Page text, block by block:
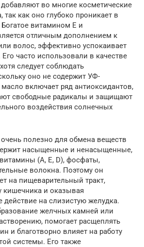
во многие косметические
так как оно глубоко проникает в
Богатое витамином Е и
отличным дополнением к
волос, эффективно успокаивает
часто использовали в качестве
следует соблюдать
оно не содержит УФ-
включает ряд антиоксидантов,
свободные радикалы и защищают
воздействия солнечных
полезно для обмена веществ
насыщенные и ненасыщенные,
(A, E, D), фосфаты,
волокна. Поэтому он
на пищеварительный тракт,
кишечника и оказывая
действие на слизистую желудка.
желчных камней или
помогает расщеплять
и благотворно влияет на работу
системы. Его также